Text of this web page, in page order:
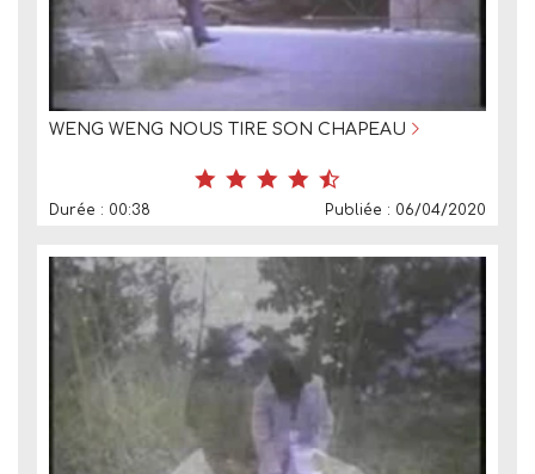
WENG WENG NOUS TIRE SON CHAPEAU
Durée : 00:38 Publiée : 06/04/2020